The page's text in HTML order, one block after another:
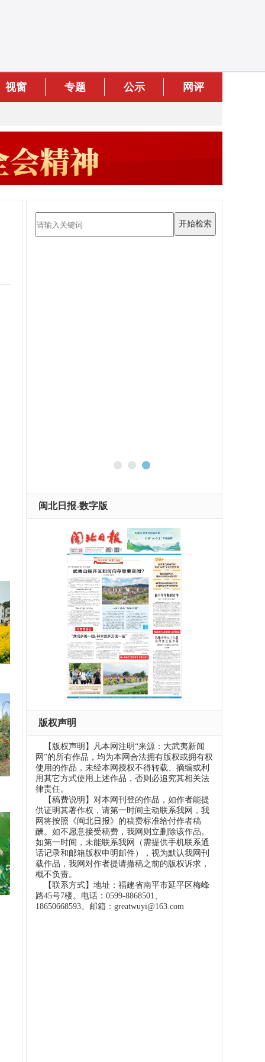
视窗 专题 公示 网评
闽北日报-数字版
版权声明
【版权声明】凡本网注明“来源：大武夷新闻
网”的所有作品，均为本网合法拥有版权或拥有权
使用的作品，未经本网授权不得转载、摘编或利
用其它方式使用上述作品，否则必追究其相关法
律责任。
【稿费说明】对本网刊登的作品，如作者能提
供证明其著作权，请第一时间主动联系我网，我
网将按照《闽北日报》的稿费标准给付作者稿
酬。如不愿意接受稿费，我网则立删除该作品。
如第一时间，未能联系我网（需提供手机联系通
话记录和邮箱版权申明邮件），视为默认我网刊
载作品，我网对作者提请撤稿之前的版权诉求，
概不负责。
【联系方式】地址：福建省南平市延平区梅峰
路45号7楼。电话：0599-8868501、
18650668593。邮箱：greatwuyi@163.com